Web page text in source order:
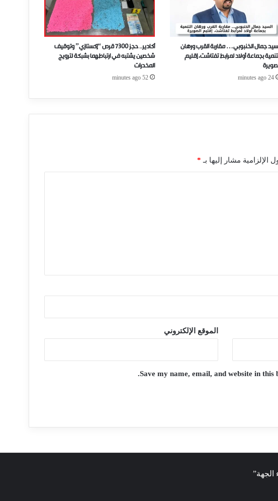
جمال الخنبوبي… مقاربة القرب ورهان
بجماعة أولاد لمرابط تفتاشت، إقليم
24 minutes ago
أكادير.. حجز 7300 قرص “إكستازي” وتوقيف
شخصين يشتبه في ارتباطهما بشبكة لترويج
المخدرات
52 minutes ago
الإلزامية مشار إليها بـ *
الموقع الإلكتروني
Save my name, email, and website in